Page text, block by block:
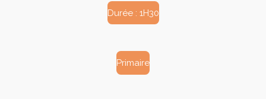
Durée : 1H30
Primaire